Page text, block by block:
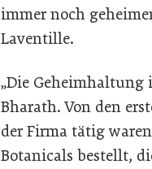
immer noch
Laventille.
„Die Geheimhaltung
Bharath. Von den
der Firma tätig
Botanicals bestellt,